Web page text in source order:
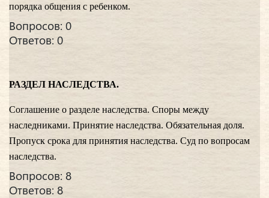
порядка общения с ребенком.
Вопросов: 0
Ответов: 0
РАЗДЕЛ НАСЛЕДСТВА.
Соглашение о разделе наследства. Споры между
наследниками. Принятие наследства. Обязательная доля.
Пропуск срока для принятия наследства. Суд по вопросам
наследства.
Вопросов: 8
Ответов: 8